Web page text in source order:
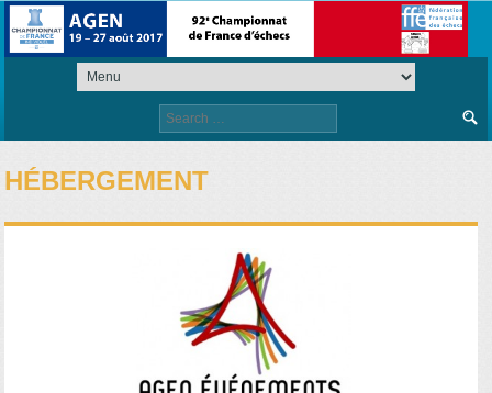
Search
for:
HÉBERGEMENT